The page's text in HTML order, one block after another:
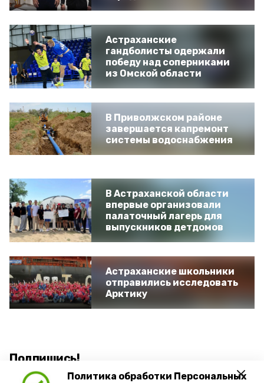
Политика обработки Персональных
Астраханские
гандболисты одержали
победу над соперниками
из Омской области
В Приволжском районе
завершается капремонт
системы водоснабжения
В Астраханской области
впервые организовали
палаточный лагерь для
выпускников детдомов
Астраханские школьники
отправились исследовать
Арктику
Подпишись!